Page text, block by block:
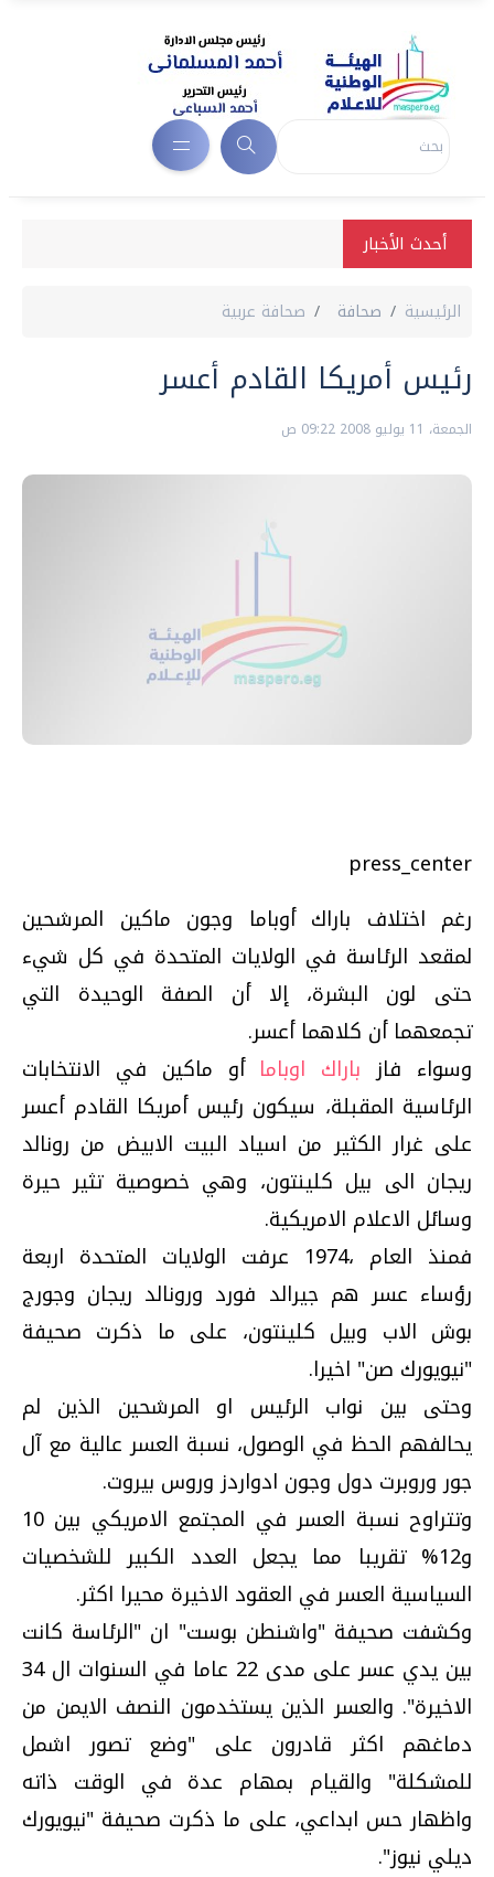
أحدث الأخبار
الرئيسية صحافة صحافة عربية
رئيس أمريكا القادم أعسر
الجمعة، 11 يوليو 2008 09:22 ص
press_center
رغم اختلاف باراك أوباما وجون ماكين المرشحين
لمقعد الرئاسة في الولايات المتحدة في كل شيء
حتى لون البشرة، إلا أن الصفة الوحيدة التي
تجمعهما أن كلاهما أعسر.
وسواء فاز باراك اوباما أو ماكين في الانتخابات
الرئاسية المقبلة، سيكون رئيس أمريكا القادم أعسر
على غرار الكثير من اسياد البيت الابيض من رونالد
ريجان الى بيل كلينتون، وهي خصوصية تثير حيرة
وسائل الاعلام الامريكية.
فمنذ العام ،1974 عرفت الولايات المتحدة اربعة
رؤساء عسر هم جيرالد فورد ورونالد ريجان وجورج
بوش الاب وبيل كلينتون، على ما ذكرت صحيفة
"نيويورك صن" اخيرا.
وحتى بين نواب الرئيس او المرشحين الذين لم
يحالفهم الحظ في الوصول، نسبة العسر عالية مع آل
جور وروبرت دول وجون ادواردز وروس بيروت.
وتتراوح نسبة العسر في المجتمع الامريكي بين 10
و12% تقريبا مما يجعل العدد الكبير للشخصيات
السياسية العسر في العقود الاخيرة محيرا اكثر.
وكشفت صحيفة "واشنطن بوست" ان "الرئاسة كانت
بين يدي عسر على مدى 22 عاما في السنوات ال 34
الاخيرة". والعسر الذين يستخدمون النصف الايمن من
دماغهم اكثر قادرون على "وضع تصور اشمل
للمشكلة" والقيام بمهام عدة في الوقت ذاته
واظهار حس ابداعي، على ما ذكرت صحيفة "نيويورك
ديلي نيوز".